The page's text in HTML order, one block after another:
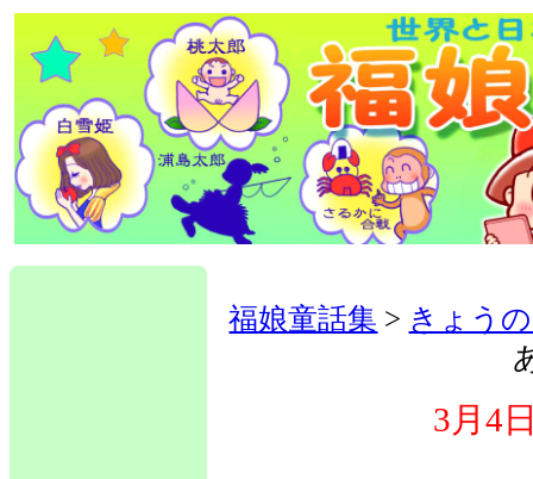
福娘童話集 > きょう
3月4